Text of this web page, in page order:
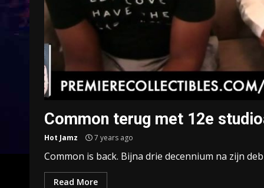
Common terug met 12e
Hot Jamz 7 years ago
Common is back. Bijna drie decennium na zijn
Read More